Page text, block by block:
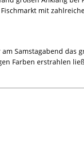
mit
Samstagabend das
Farben erstrahlen